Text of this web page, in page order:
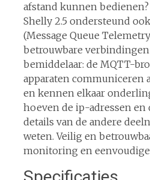
afstand kunnen
Shelly 2.5 ondersteund
(Message Queue
betrouwbare
bemiddelaar: de MQTT-
apparaten communiceren
en kennen elkaar
hoeven de ip-adressen en
details van de andere
weten. Veilig en
monitoring en